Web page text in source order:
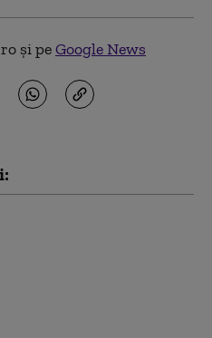
și peGoogle News